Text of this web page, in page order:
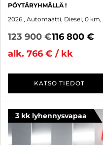
PÖYTÄRYHMÄLLÄ !
2026 , Automaatti, Diesel, 0 km,
123 900 €116 800 €
alk. 766 € / kk
KATSO TIEDOT
3 kk lyhennysvapaa